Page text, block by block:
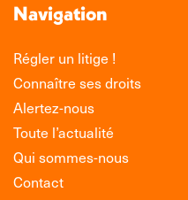
Navigation
Régler un litige !
Connaître ses droits
Alertez-nous
Toute l’actualité
Qui sommes-nous
Contact